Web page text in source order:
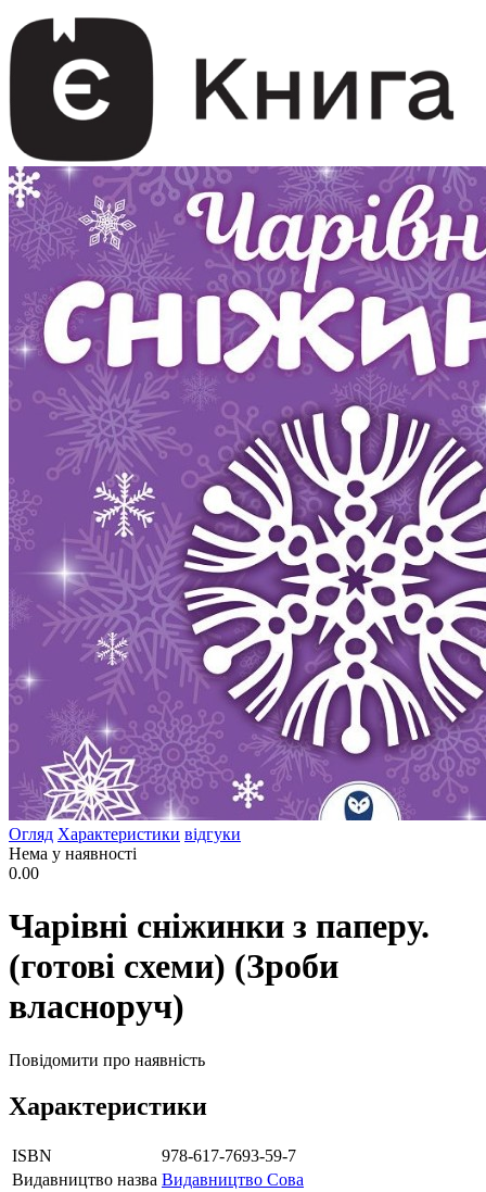
Огляд Характеристики відгуки
Нема у наявності
0.00
Чарівні сніжинки з паперу.
(готові схеми) (Зроби
власноруч)
Повідомити про наявність
Характеристики
ISBN
978-617-7693-59-7
Видавництво назва Видавництво Сова